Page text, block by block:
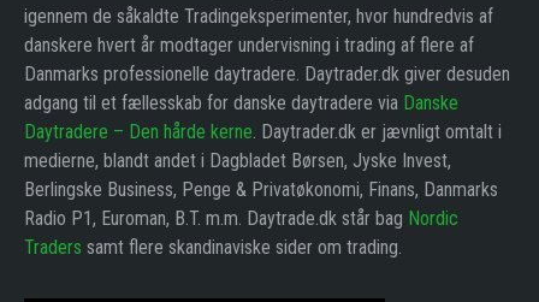
igennem de såkaldte Tradingeksperimenter, hvor hundredvis af
danskere hvert år modtager undervisning i trading af flere af
Danmarks professionelle daytradere. Daytrader.dk giver desuden
adgang til et fællesskab for danske daytradere via Danske
Daytradere – Den hårde kerne. Daytrader.dk er jævnligt omtalt i
medierne, blandt andet i Dagbladet Børsen, Jyske Invest,
Berlingske Business, Penge & Privatøkonomi, Finans, Danmarks
Radio P1, Euroman, B.T. m.m. Daytrade.dk står bag Nordic
Traders samt flere skandinaviske sider om trading.